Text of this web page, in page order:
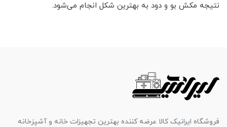
نتیجه مکش بو و دود به بهترین شکل انجام می‌شود.
فروشگاه ایرانیک کالا عرضه کننده بهترین تجهیزات خانه و آشپزخانه